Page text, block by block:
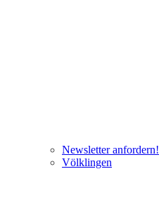
Newsletter anfordern!
Völklingen